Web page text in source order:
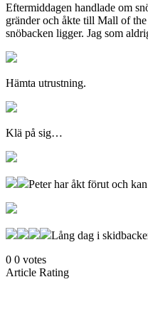
Eftermiddagen handlade om
gränder och åkte till Mall of
snöbacken ligger. Jag som
Hämta utrustning.
Klä på sig…
Peter har åkt förut och
Lång dag i
0 0 votes
Article Rating